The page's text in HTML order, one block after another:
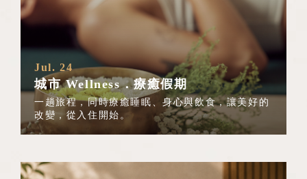
Jul. 24
城市 Wellness．療癒假期
一趟旅程，同時療癒睡眠、身心與飲食，讓美好的
改變，從入住開始。